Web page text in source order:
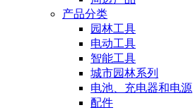
产品分类
园林工具
电动工具
智能工具
城市园林系列
电池、充电器和电源
配件